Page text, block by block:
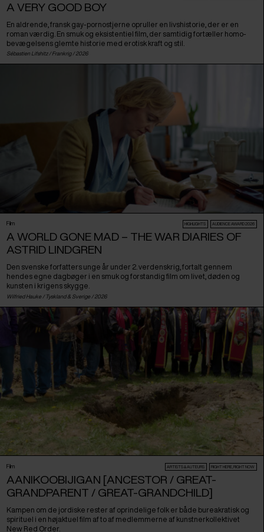
A VERY GOOD BOY
En aldrende, fransk gay-pornostjerne opruller en livshistorie, der er en
roman værdig. En smuk og eksistentiel film, der samtidig fortæller homo-
bevægelsens glemte historie med erotisk kraft og stil.
Sébastien Lifshitz / Frankrig/ 2026
Film HIGHLIGHTS AUDIENCE AWARD 2026
A WORLD GONE MAD – THE WAR DIARIES OF
ASTRID LINDGREN
Den svenske forfatters unge år under 2. verdenskrig, fortalt gennem
hendes egne dagbøger i en smuk og forstandig film om livet, døden og
kunsten i krigens skygge.
Wilfried Hauke / Tyskland& Sverige / 2026
Film ARTISTS & AUTEURS RIGHT HERE, RIGHT NOW
AANIKOOBIJIGAN [ANCESTOR / GREAT-
GRANDPARENT / GREAT-GRANDCHILD]
Kampen om de jordiske rester af oprindelige folk er både bureakratisk og
spirituel i en højaktuel film af to af medlemmerne af kunstnerkollektivet
New Red Order.